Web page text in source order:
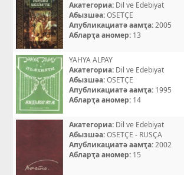
Акатегориа: Dil ve Edebiyat
Абызшәа:OSETÇE
Апубликациатә аамҭа:2005
Абларҭа аномер: 13
YAHYA ALPAY
Акатегориа: Dil ve Edebiyat
Абызшәа:OSETÇE
Апубликациатә аамҭа: 1995
Абларҭа аномер: 14
Акатегориа: Dil ve Edebiyat
Абызшәа:OSETÇE - RUSÇA
Апубликациатә аамҭа:2002
Абларҭа аномер: 15